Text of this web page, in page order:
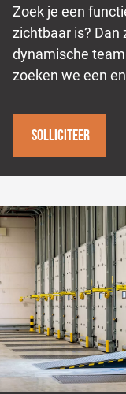
Zoek je een
zichtbaar is? Dan
dynamische
zoeken we een
Solliciteer